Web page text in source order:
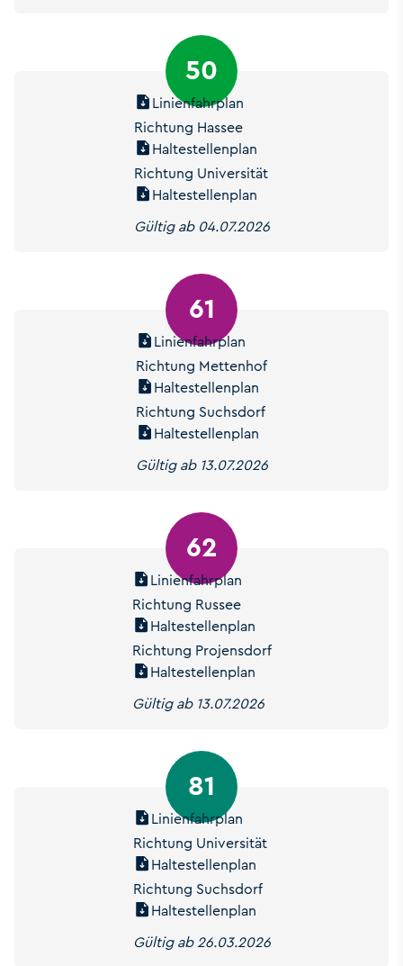
50
Linienfahrplan
Richtung Hassee
Haltestellenplan
Richtung Universität
Haltestellenplan
Gültig ab 04.07.2026
61
Linienfahrplan
Richtung Mettenhof
Haltestellenplan
Richtung Suchsdorf
Haltestellenplan
Gültig ab 13.07.2026
62
Linienfahrplan
Richtung Russee
Haltestellenplan
Richtung Projensdorf
Haltestellenplan
Gültig ab 13.07.2026
81
Linienfahrplan
Richtung Universität
Haltestellenplan
Richtung Suchsdorf
Haltestellenplan
Gültig ab 26.03.2026